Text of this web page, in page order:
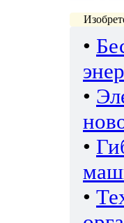
•
•
•
•